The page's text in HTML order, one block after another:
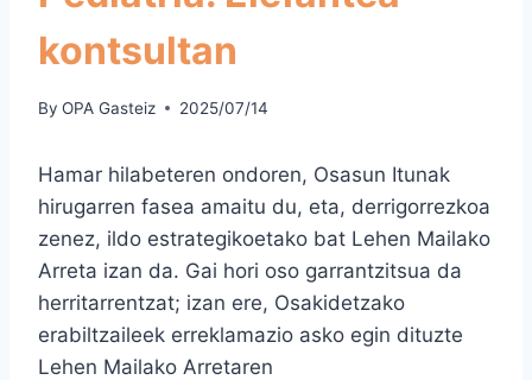
kontsultan
By OPA Gasteiz 2025/07/14
Hamar hilabeteren ondoren, Osasun Itunak
hirugarren fasea amaitu du, eta, derrigorrezkoa
zenez, ildo estrategikoetako bat Lehen Mailako
Arreta izan da. Gai hori oso garrantzitsua da
herritarrentzat; izan ere, Osakidetzako
erabiltzaileek erreklamazio asko egin dituzte
Lehen Mailako Arretaren